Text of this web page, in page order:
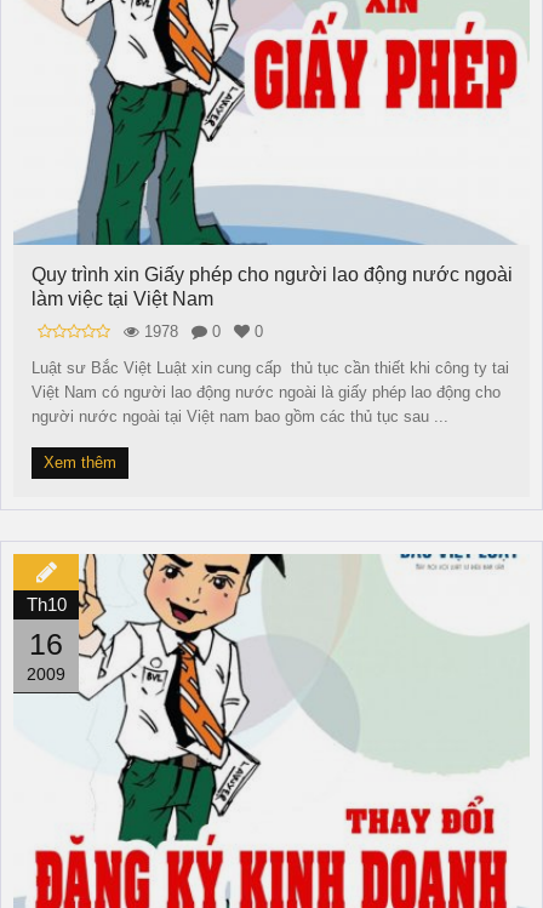
Quy trình xin Giấy phép cho người lao động nước ngoài
làm việc tại Việt Nam
1978 0
0
Luật sư Bắc Việt Luật xin cung cấp thủ tục cần thiết khi công ty tai
Việt Nam có người lao động nước ngoài là giấy phép lao động cho
người nước ngoài tại Việt nam bao gồm các thủ tục sau ...
Xem thêm
Th10
16
2009